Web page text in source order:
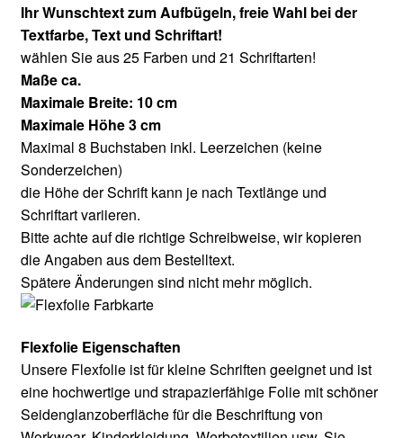
Ihr Wunschtext zum Aufbügeln, freie Wahl bei der
Textfarbe, Text und Schriftart!
wählen Sie aus 25 Farben und 21 Schriftarten!
Maße ca.
Maximale Breite: 10 cm
Maximale Höhe 3 cm
Maximal 8 Buchstaben inkl. Leerzeichen (keine
Sonderzeichen)
die Höhe der Schrift kann je nach Textlänge und
Schriftart variieren.
Bitte achte auf die richtige Schreibweise, wir kopieren
die Angaben aus dem Bestelltext.
Spätere Änderungen sind nicht mehr möglich.
Flexfolie Eigenschaften
Unsere Flexfolie ist für kleine Schriften geeignet und ist
eine hochwertige und strapazierfähige Folie mit schöner
Seidenglanzoberfläche für die Beschriftung von